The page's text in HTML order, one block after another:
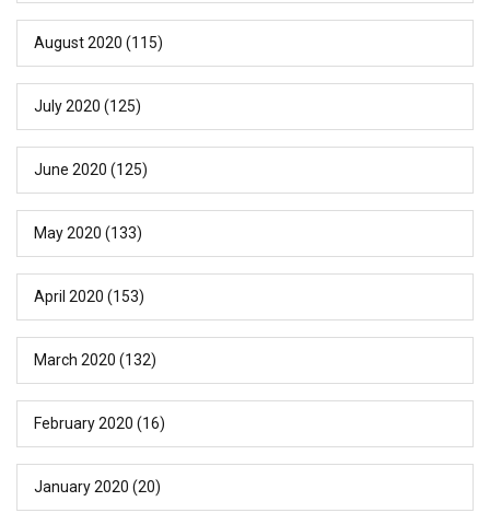
August 2020 (115)
July 2020 (125)
June 2020 (125)
May 2020 (133)
April 2020 (153)
March 2020 (132)
February 2020 (16)
January 2020 (20)